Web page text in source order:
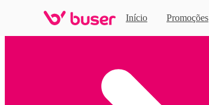
Início Promoções